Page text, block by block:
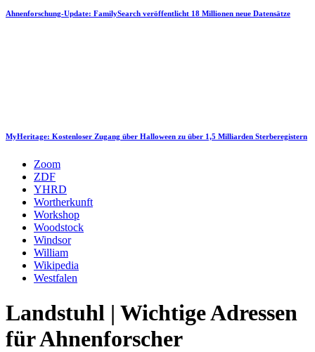
Ahnenforschung-Update: FamilySearch veröffentlicht 18 Millionen neue Datensätze
MyHeritage: Kostenloser Zugang über Halloween zu über 1,5 Milliarden Sterberegistern
Zoom
ZDF
YHRD
Wortherkunft
Workshop
Woodstock
Windsor
William
Wikipedia
Westfalen
Landstuhl | Wichtige Adressen
für Ahnenforscher